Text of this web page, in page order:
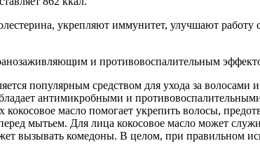
укрепляют иммунитет, улучшают
и противовоспалительным
популярным средством для ухода за
антимикробными и
масло помогает укрепить волосы,
мытьем. Для лица кокосовое масло может
вызывать комедоны. В целом, при правильном